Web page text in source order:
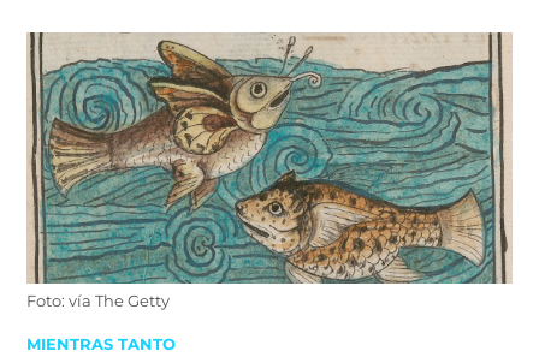
content
Foto: vía The Getty
POSTED
MIENTRAS TANTO